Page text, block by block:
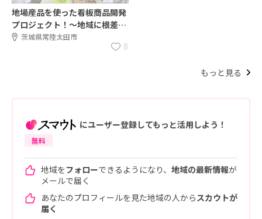
地場産品を使った看板商品開発
プロジェクト！～地域に根差す
就労支援事業者の挑戦～
茨城県常陸太田市
8
もっと見る
にユーザー登録してもっと活用しよう！
無料
地域をフォローできるようになり、 地域の最新情報が
メールで届く
あなたのプロフィールを見た地域の人から スカウトが
届く